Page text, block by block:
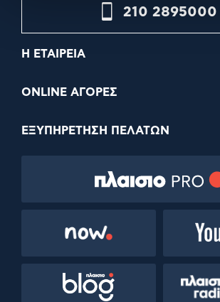
210 2895000
Η ΕΤΑΙΡΕΙΑ
ONLINE ΑΓΟΡΕΣ
ΕΞΥΠΗΡΕΤΗΣΗ ΠΕΛΑΤΩΝ